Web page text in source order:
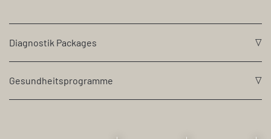
Diagnostik Packages
Gesundheitsprogramme